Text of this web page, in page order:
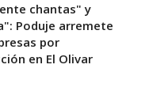
chantas" y
Poduje arremete
por
en El Olivar